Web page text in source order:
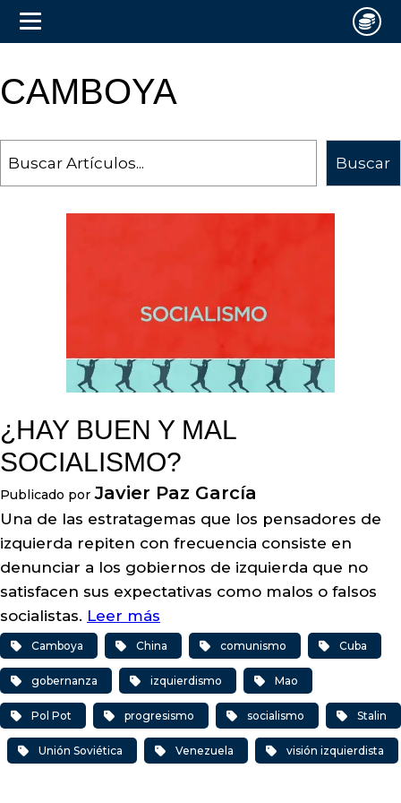
CAMBOYA
Buscar
¿HAY BUEN Y MAL
SOCIALISMO?
Publicado por Javier Paz García
Una de las estratagemas que los pensadores de
izquierda repiten con frecuencia consiste en
denunciar a los gobiernos de izquierda que no
satisfacen sus expectativas como malos o falsos
socialistas. Leer más
Camboya China comunismo Cuba
gobernanza izquierdismo Mao
Pol Pot progresismo socialismo Stalin
Unión Soviética Venezuela visión izquierdista